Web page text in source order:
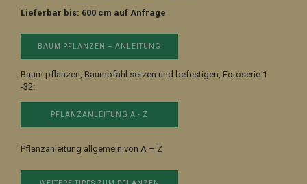
Lieferbar bis: 600 cm auf Anfrage
BAUM PFLANZEN – ANLEITUNG
Baum pflanzen, Baumpfahl setzen und befestigen, Fotoserie 1
-32:
PFLANZANLEITUNG A - Z
Pflanzanleitung allgemein von A – Z